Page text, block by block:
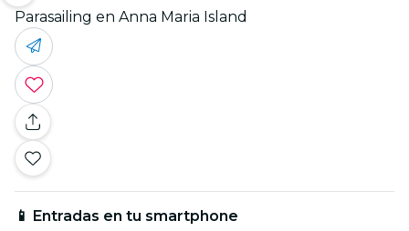
Parasailing en Anna Maria Island
📱 Entradas en tu smartphone